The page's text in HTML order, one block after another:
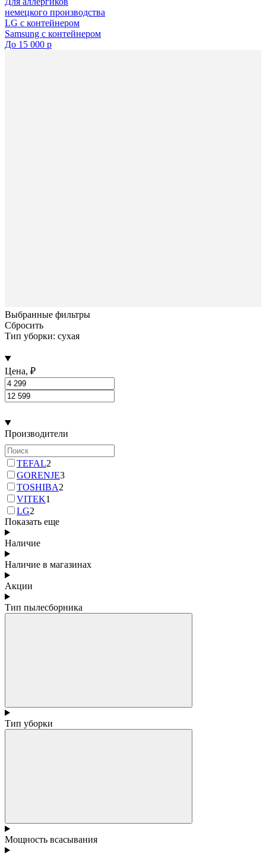
немецкого производства
LG с контейнером
Samsung с контейнером
До 15 000 р
Выбранные фильтры
Сбросить
Тип уборки: сухая
Цена, ₽
Производители
TEFAL2
GORENJE3
TOSHIBA2
VITEK1
LG2
Показать еще
Наличие
Наличие в магазинах
Акции
Тип пылесборника
Тип уборки
Мощность всасывания